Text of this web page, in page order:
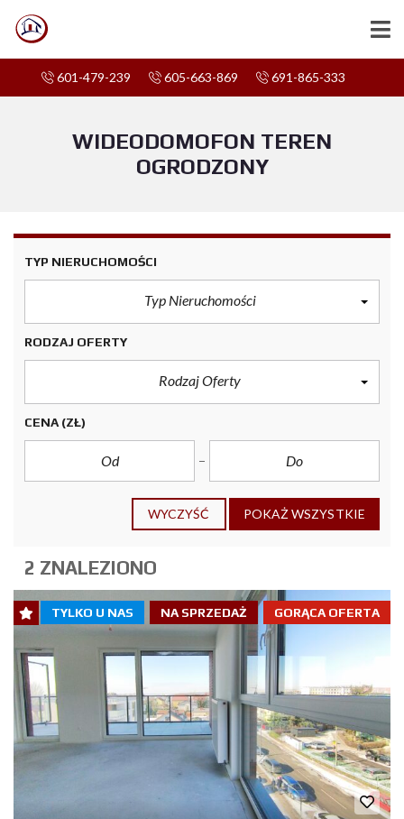
601-479-239 605-663-869 691-865-333
WIDEODOMOFON TEREN
OGRODZONY
TYP NIERUCHOMOŚCI
Typ Nieruchomości
RODZAJ OFERTY
Rodzaj Oferty
CENA (ZŁ)
WYCZYŚĆ POKAŻ WSZYSTKIE
2 ZNALEZIONO
GORĄCA OFERTA
NA SPRZEDAŻ
TYLKO U NAS